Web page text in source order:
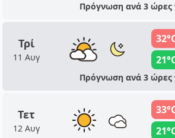
Πρόγνωση ανά 3 ώρες
Τρί
11 Αυγ
Πρόγνωση ανά 3 ώρες
Τετ
12 Αυγ